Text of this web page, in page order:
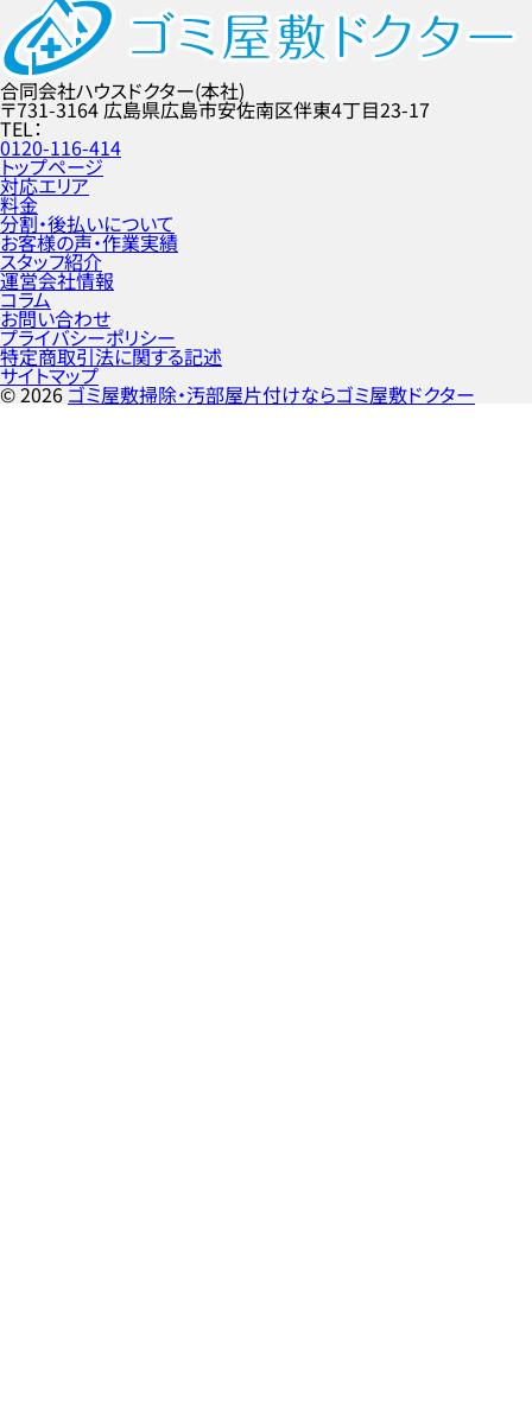
合同会社ハウスドクター(本社)
〒731-3164 広島県広島市安佐南区伴東4丁目23-17
TEL
0120-116-414
トップページ
対応エリア
料金
分割・後払いについて
お客様の声・作業実績
スタッフ紹介
運営会社情報
コラム
お問い合わせ
プライバシーポリシー
特定商取引法に関する記述
サイトマップ
©2026ゴミ屋敷掃除・汚部屋片付けならゴミ屋敷ドクター